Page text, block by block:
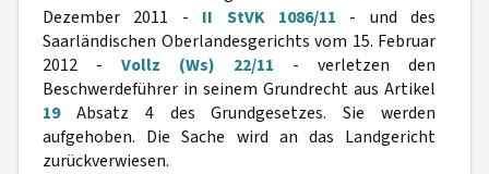
Dezember 2011 - II StVK 1086/11 - und des
Saarländischen Oberlandesgerichts vom 15. Februar
2012 - Vollz (Ws) 22/11 - verletzen den
Beschwerdeführer in seinem Grundrecht aus Artikel
19Absatz 4 des Grundgesetzes. Sie werden
aufgehoben. Die Sache wird an das Landgericht
zurückverwiesen.